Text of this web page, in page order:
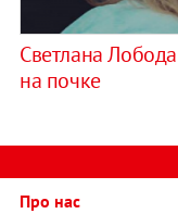
Светлана
на почке
Про нас